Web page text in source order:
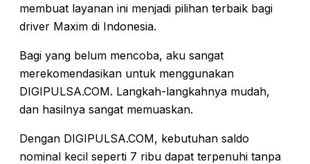
membuat layanan ini menjadi pilihan terbaik bagi
driver Maxim di Indonesia.
Bagi yang belum mencoba, aku sangat
merekomendasikan untuk menggunakan
DIGIPULSA.COM. Langkah-langkahnya mudah,
dan hasilnya sangat memuaskan.
Dengan DIGIPULSA.COM, kebutuhan saldo
nominal kecil seperti 7 ribu dapat terpenuhi tanpa